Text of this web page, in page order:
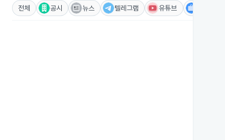
전체 공시 뉴스 텔레그램 유튜브